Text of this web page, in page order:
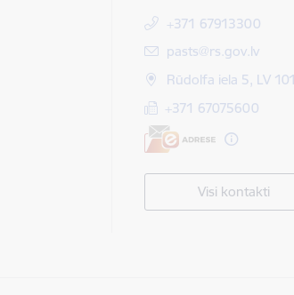
+371 67913300
E-pasts:
pasts@rs.gov.lv
Rūdolfa iela 5, LV
+371 67075600
Visi kontakti